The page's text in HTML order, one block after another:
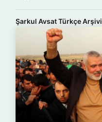
Şarkul Avsat Türkçe Arşivi